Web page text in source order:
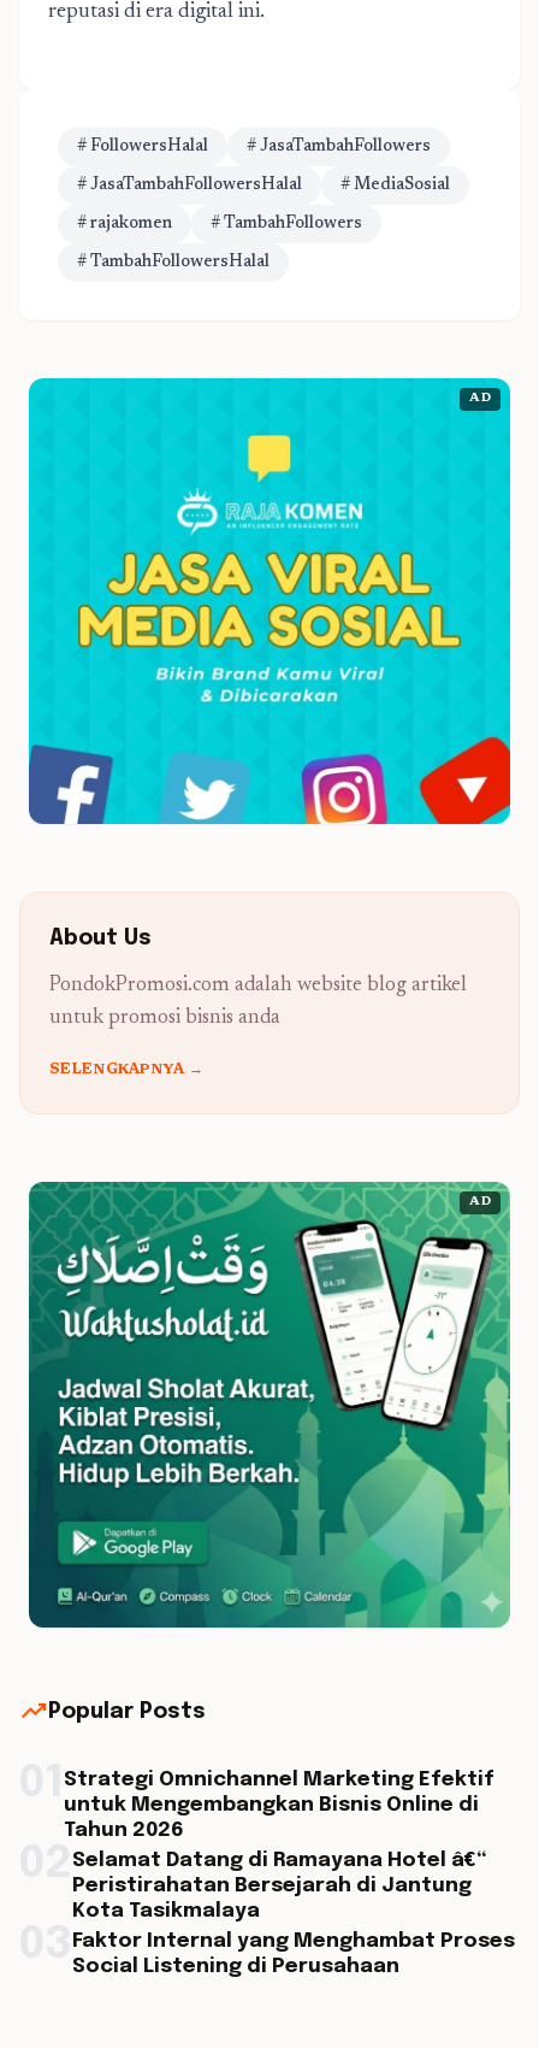
reputasi di era digital ini.
# FollowersHalal # JasaTambahFollowers
# JasaTambahFollowersHalal # MediaSosial
# rajakomen # TambahFollowers
# TambahFollowersHalal
AD
About Us
PondokPromosi.com adalah website blog artikel
untuk promosi bisnis anda
SELENGKAPNYA →
AD
trending_up Popular Posts
Strategi Omnichannel Marketing Efektif
untuk Mengembangkan Bisnis Online di
Tahun 2026
Selamat Datang di Ramayana Hotel â€“
Peristirahatan Bersejarah di Jantung
Kota Tasikmalaya
Faktor Internal yang Menghambat Proses
Social Listening di Perusahaan